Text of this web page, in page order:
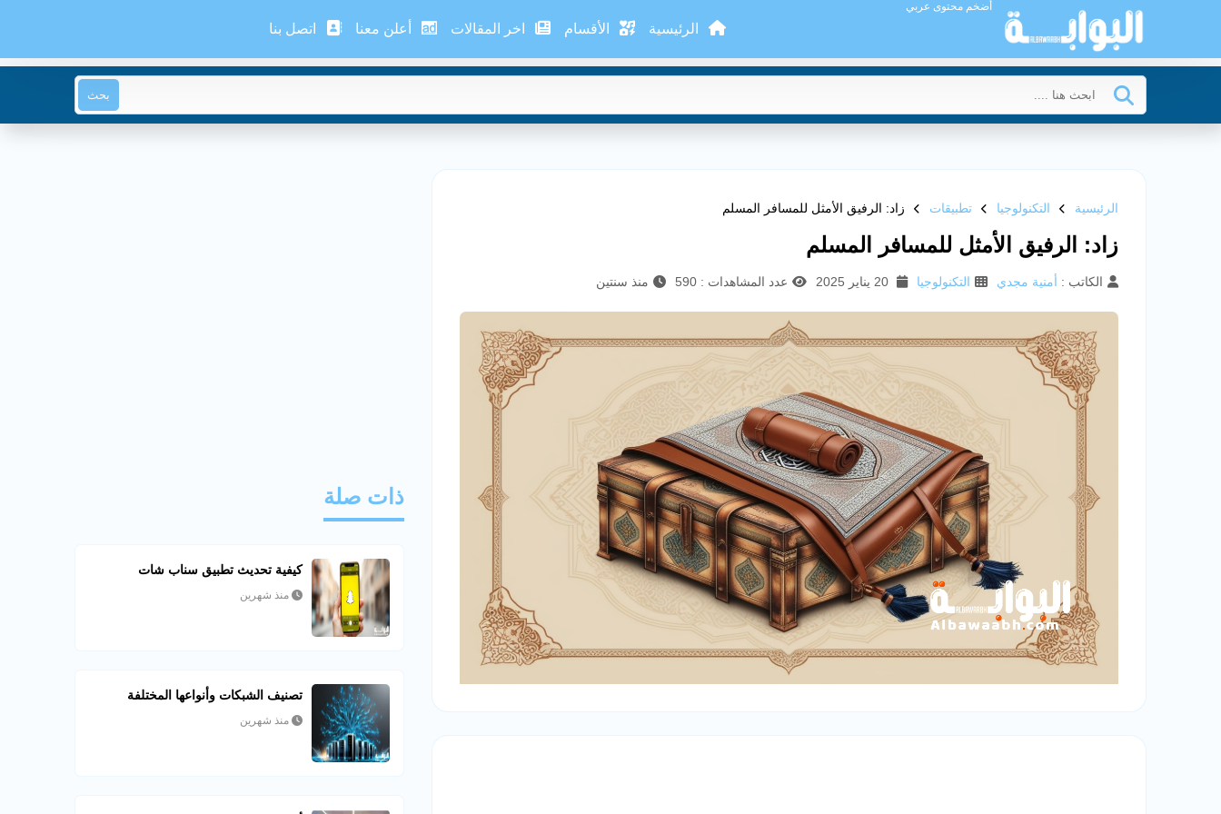
أضخم محتوى عربي
الرئيسية الأقسام اخر المقالات أعلن معنا اتصل بنا
بحث
الرئيسية التكنولوجيا تطبيقات زاد: الرفيق الأمثل للمسافر المسلم
زاد: الرفيق الأمثل للمسافر المسلم
الكاتب : أمنية مجدي التكنولوجيا عدد المشاهدات : 590 منذ سنتين
ذات صلة
كيفية تحديث تطبيق سناب شات
منذ شهرين
تصنيف الشبكات وأنواعها المختلفة
منذ شهرين